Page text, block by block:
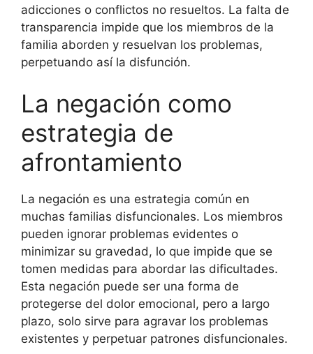
adicciones o conflictos no resueltos. La falta de
transparencia impide que los miembros de la
familia aborden y resuelvan los problemas,
perpetuando así la disfunción.
La negación como
estrategia de
afrontamiento
La negación es una estrategia común en
muchas familias disfuncionales. Los miembros
pueden ignorar problemas evidentes o
minimizar su gravedad, lo que impide que se
tomen medidas para abordar las dificultades.
Esta negación puede ser una forma de
protegerse del dolor emocional, pero a largo
plazo, solo sirve para agravar los problemas
existentes y perpetuar patrones disfuncionales.